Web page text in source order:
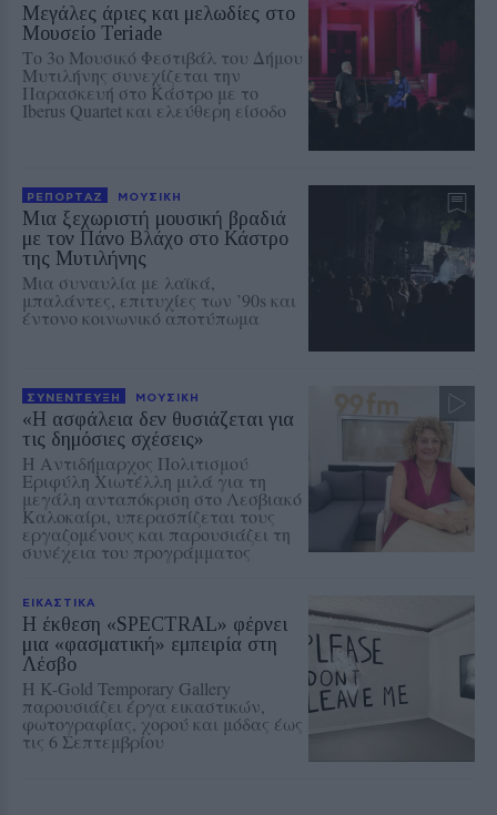
Μεγάλες άριες και μελωδίες στο
Μουσείο Teriade
Το 3ο Μουσικό Φεστιβάλ του Δήμου
Μυτιλήνης συνεχίζεται την
Παρασκευή στο Κάστρο με το
Iberus Quartet και ελεύθερη είσοδο
ΡΕΠΟΡΤΑΖ ΜΟΥΣΙΚΗ
Μια ξεχωριστή μουσική βραδιά
με τον Πάνο Βλάχο στο Κάστρο
της Μυτιλήνης
Μια συναυλία με λαϊκά,
μπαλάντες, επιτυχίες των ’90s και
έντονο κοινωνικό αποτύπωμα
ΣΥΝΕΝΤΕΥΞΗ ΜΟΥΣΙΚΗ
«Η ασφάλεια δεν θυσιάζεται για
τις δημόσιες σχέσεις»
Η Αντιδήμαρχος Πολιτισμού
Εριφύλη Χιωτέλλη μιλά για τη
μεγάλη ανταπόκριση στο Λεσβιακό
Καλοκαίρι, υπερασπίζεται τους
εργαζομένους και παρουσιάζει τη
συνέχεια του προγράμματος
ΕΙΚΑΣΤΙΚΑ
Η έκθεση «SPECTRAL» φέρνει
μια «φασματική» εμπειρία στη
Λέσβο
Η K-Gold Temporary Gallery
παρουσιάζει έργα εικαστικών,
φωτογραφίας, χορού και μόδας έως
τις 6 Σεπτεμβρίου